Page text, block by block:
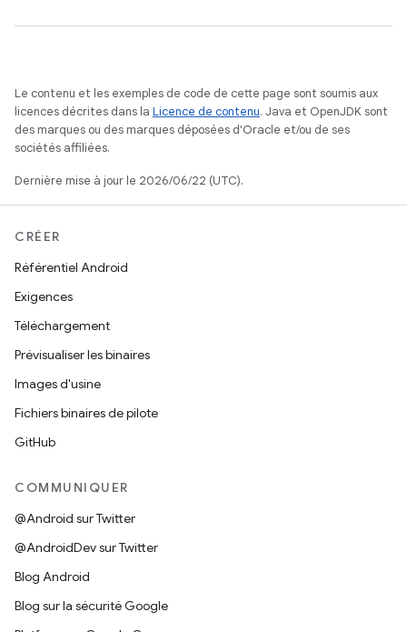
Le contenu et les exemples de code de cette page sont soumis aux
licences décrites dans la Licence de contenu. Java et OpenJDK sont
des marques ou des marques déposées d'Oracle et/ou de ses
sociétés affiliées.
Dernière mise à jour le 2026/06/22 (UTC).
CRÉER
Référentiel Android
Exigences
Téléchargement
Prévisualiser les binaires
Images d'usine
Fichiers binaires de pilote
GitHub
COMMUNIQUER
@Android sur Twitter
@AndroidDev sur Twitter
Blog Android
Blog sur la sécurité Google